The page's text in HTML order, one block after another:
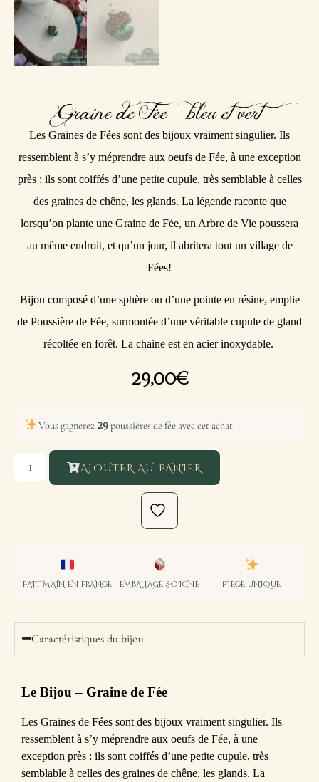
Graine de Fée – bleu et vert
Les Graines de Fées sont des bijoux vraiment singulier. Ils
ressemblent à s’y méprendre aux oeufs de Fée, à une exception
près : ils sont coiffés d’une petite cupule, très semblable à celles
des graines de chêne, les glands. La légende raconte que
lorsqu’on plante une Graine de Fée, un Arbre de Vie poussera
au même endroit, et qu’un jour, il abritera tout un village de
Fées!
Bijou composé d’une sphère ou d’une pointe en résine, emplie
de Poussière de Fée, surmontée d’une véritable cupule de gland
récoltée en forêt. La chaine est en acier inoxydable.
29,00€
Vous gagnerez29poussières de fée avec cet achat
AJOUTER AU PANIER
FAIT MAIN EN FRANCE EMBALLAGE SOIGNÉ PIÈCE UNIQUE
Caractéristiques du bijou
Le Bijou – Graine de Fée
Les Graines de Fées sont des bijoux vraiment singulier. Ils
ressemblent à s’y méprendre aux oeufs de Fée, à une
exception près : ils sont coiffés d’une petite cupule, très
semblable à celles des graines de chêne, les glands. La